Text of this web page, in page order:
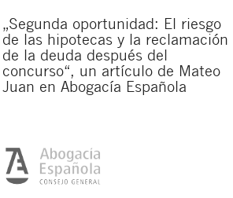
„Segunda oportunidad: El riesgo
de las hipotecas y la reclamación
de la deuda después del
concurso“, un artículo de Mateo
Juan en Abogacía Española